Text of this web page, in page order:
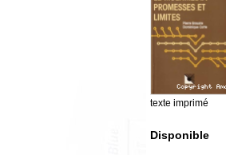
texte imprimé
Disponible